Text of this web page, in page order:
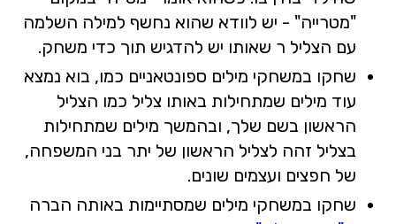
"מטרייה" - יש לוודא שהוא נחשף למילה השלמה
עם הצליל ר שאותו יש להדגיש תוך כדי משחק.
שחקו במשחקי מילים ספונטאניים כמו, בוא נמצא
עוד מילים שמתחילות באותו צליל כמו הצליל
הראשון בשם שלך, ובהמשך מילים שמתחילות
בצליל זהה לצליל הראשון של יתר בני המשפחה,
של חפצים ועצמים שונים.
שחקו במשחקי מילים שמסתיימות באותה הברה